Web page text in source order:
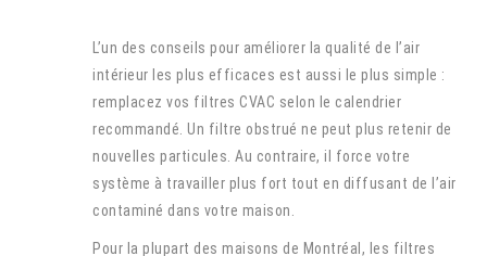
L’un des conseils pour améliorer la qualité de l’air
intérieur les plus efficaces est aussi le plus simple :
remplacez vos filtres CVAC selon le calendrier
recommandé. Un filtre obstrué ne peut plus retenir de
nouvelles particules. Au contraire, il force votre
système à travailler plus fort tout en diffusant de l’air
contaminé dans votre maison.
Pour la plupart des maisons de Montréal, les filtres